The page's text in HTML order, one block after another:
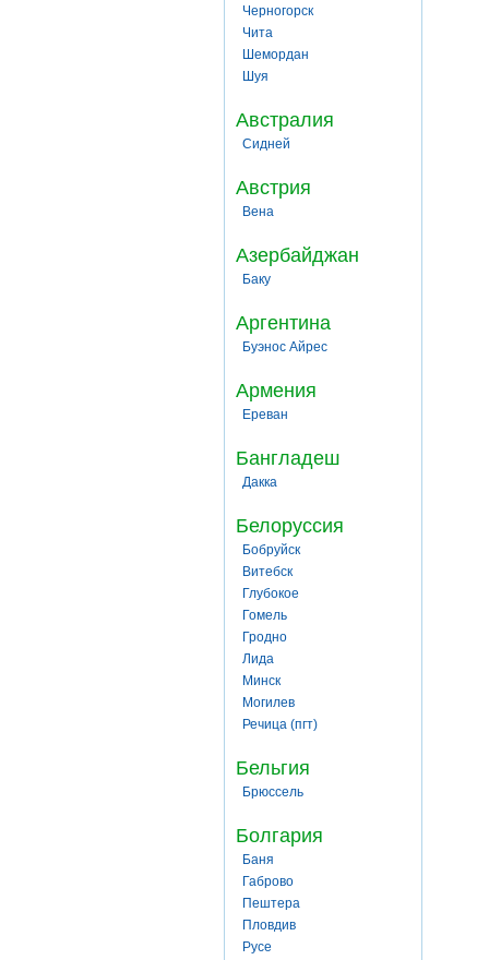
Черногорск
Чита
Шемордан
Шуя
Австралия
Сидней
Австрия
Вена
Азербайджан
Баку
Аргентина
Буэнос Айрес
Армения
Ереван
Бангладеш
Дакка
Белоруссия
Бобруйск
Витебск
Глубокое
Гомель
Гродно
Лида
Минск
Могилев
Речица (пгт)
Бельгия
Брюссель
Болгария
Баня
Габрово
Пештера
Пловдив
Русе